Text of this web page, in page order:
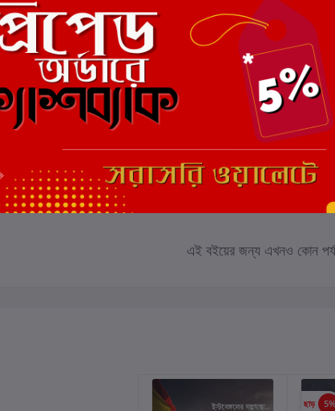
(0 পর্যালোচনা)
এই বইয়ের জন্য এখনও কোন
ছাড় 5%